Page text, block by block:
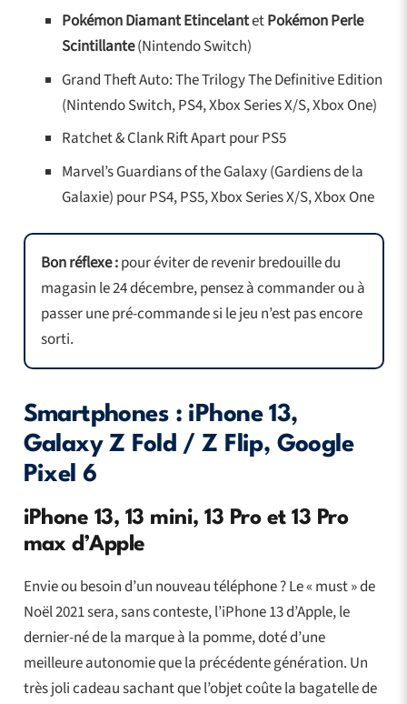
Pokémon Diamant EtincelantetPokémon Perle
Scintillante(Nintendo Switch)
Grand Theft Auto: The Trilogy The Definitive Edition
(Nintendo Switch, PS4, Xbox Series X/S, Xbox One)
Ratchet & Clank Rift Apart pour PS5
Marvel’s Guardians of the Galaxy (Gardiens de la
Galaxie) pour PS4, PS5, Xbox Series X/S, Xbox One
Bon réflexe :pour éviter de revenir bredouille du
magasin le 24 décembre, pensez à commander ou à
passer une pré-commande si le jeu n’est pas encore
sorti.
Smartphones : iPhone 13,
Galaxy Z Fold / Z Flip, Google
Pixel 6
iPhone 13, 13 mini, 13 Pro et 13 Pro
max d’Apple
Envie ou besoin d’un nouveau téléphone ? Le « must » de
Noël 2021 sera, sans conteste, l’iPhone 13 d’Apple, le
dernier-né de la marque à la pomme, doté d’une
meilleure autonomie que la précédente génération. Un
très joli cadeau sachant que l’objet coûte la bagatelle de